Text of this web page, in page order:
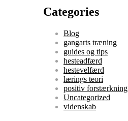
Categories
Blog
gangarts træning
guides og tips
hesteadfærd
hestevelfærd
lærings teori
positiv forstærkning
Uncategorized
videnskab